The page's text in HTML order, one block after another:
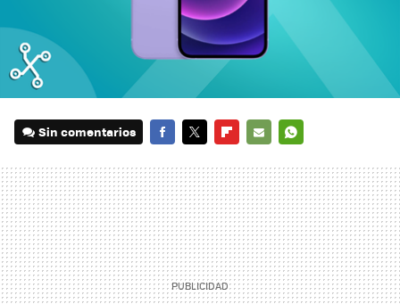
Sin comentarios
MAIL